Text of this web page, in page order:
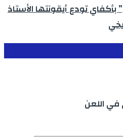
تودع أيقونتها الأستاذ
في اللعن